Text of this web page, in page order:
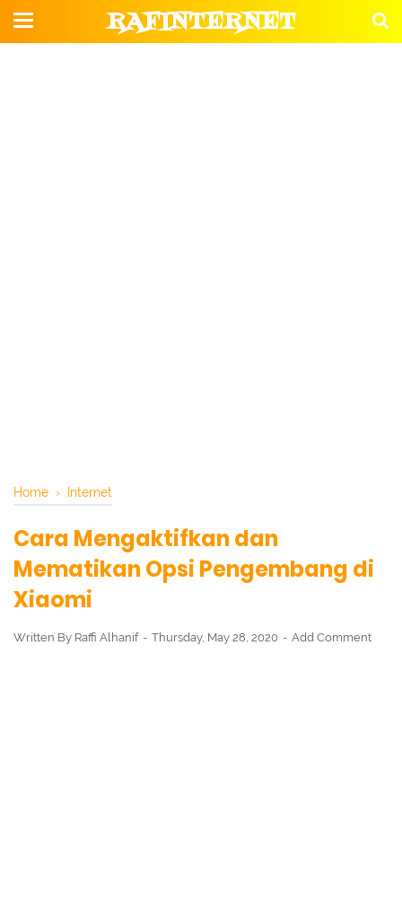
RAFINTERNET
Home › Internet
Cara Mengaktifkan dan
Mematikan Opsi Pengembang di
Xiaomi
Written By Raffi Alhanif Thursday, May 28, 2020 Add Comment